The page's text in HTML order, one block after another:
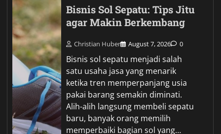
Bisnis Sol Sepatu: Tips Jitu
agar Makin Berkembang
Christian Huber August 7, 2026 0
Bisnis sol sepatu menjadi salah
satu usaha jasa yang menarik
ketika tren memperpanjang usia
pakai barang semakin diminati.
Alih-alih langsung membeli sepatu
baru, banyak orang memilih
memperbaiki bagian sol yang…